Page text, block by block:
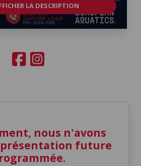
LA DESCRIPTION
nous n'avons
future